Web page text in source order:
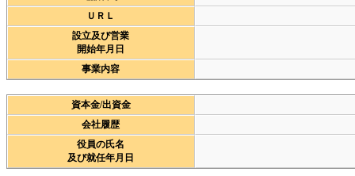
ＵＲＬ
設立及び営業
開始年月日
事業内容
資本金/出資金
会社履歴
役員の氏名
及び就任年月日